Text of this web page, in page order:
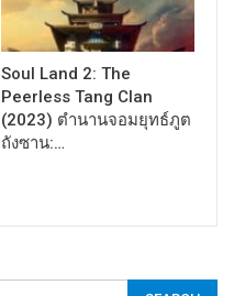
Soul Land 2: The
Peerless Tang Clan
(2023) ตำนานจอมยุทธ์ภูต
ถังซาน:…